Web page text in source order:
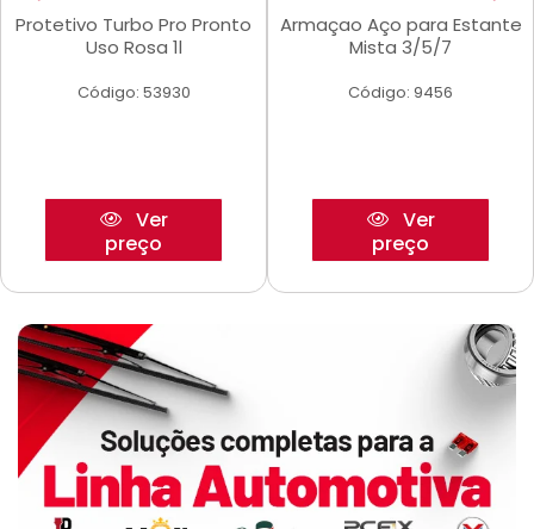
Protetivo Turbo Pro Pronto
Uso Rosa 1l
Código: 53930
Ver
preço
Armaçao Aço para Estante
Mista 3/5/7
Código: 9456
Ver
preço